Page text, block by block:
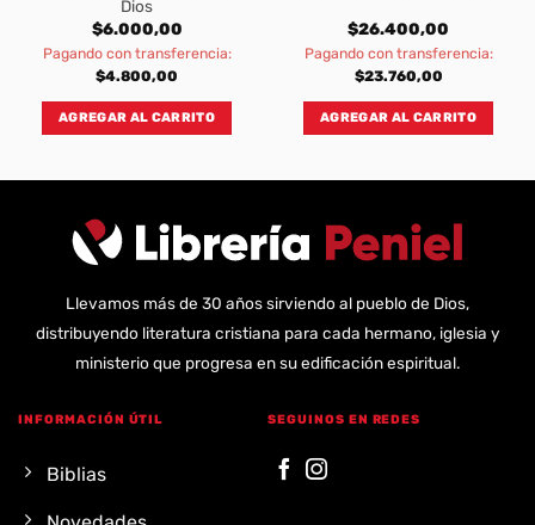
Dios
$6.000,00
Pagando con transferencia:
$4.800,00
AGREGAR AL CARRITO
$26.400,00
Pagando con transferencia:
$23.760,00
AGREGAR AL CARRITO
Llevamos más de 30 años sirviendo al pueblo de Dios,
distribuyendo literatura cristiana para cada hermano, iglesia y
ministerio que progresa en su edificación espiritual.
INFORMACIÓN ÚTIL
Biblias
SEGUINOS EN REDES